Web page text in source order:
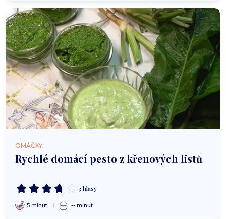
OMÁČKY
Rychlé domácí pesto z křenových listů
3 hlasy
5 minut -- minut